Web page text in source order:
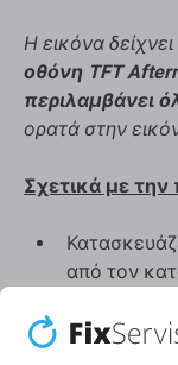
Η εικόνα
οθόνη TFT
περιλαμβάνει
ορατά στην
Σχετικά με την
από τον
ποιότητα ή